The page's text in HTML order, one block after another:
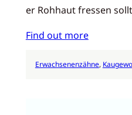
er Rohhaut fressen
Find out more
Erwachsenenzähne,